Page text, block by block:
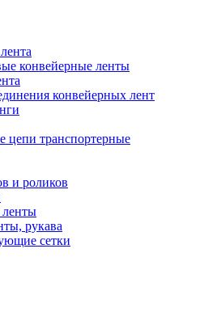
конвейерные ленты
конвейерных лент
цепи транспортерные
и роликов
ленты
рукава
сетки